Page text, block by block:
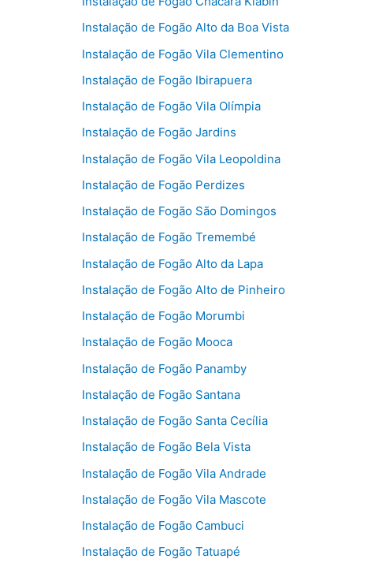
Instalação de Fogão Alto da Boa Vista
Instalação de Fogão Vila Clementino
Instalação de Fogão Ibirapuera
Instalação de Fogão Vila Olímpia
Instalação de Fogão Jardins
Instalação de Fogão Vila Leopoldina
Instalação de Fogão Perdizes
Instalação de Fogão São Domingos
Instalação de Fogão Tremembé
Instalação de Fogão Alto da Lapa
Instalação de Fogão Alto de Pinheiro
Instalação de Fogão Morumbi
Instalação de Fogão Mooca
Instalação de Fogão Panamby
Instalação de Fogão Santana
Instalação de Fogão Santa Cecília
Instalação de Fogão Bela Vista
Instalação de Fogão Vila Andrade
Instalação de Fogão Vila Mascote
Instalação de Fogão Cambuci
Instalação de Fogão Tatuapé